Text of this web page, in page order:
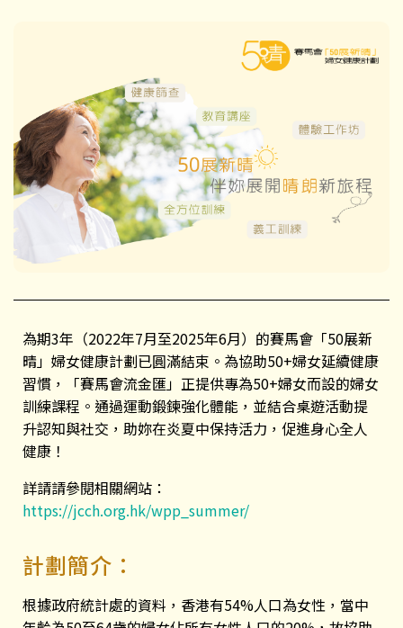
為期3年（2022年7月至2025年6月）的賽馬會「50展新
晴」婦女健康計劃已圓滿結束。為協助50+婦女延續健康
習慣，「賽馬會流金匯」正提供專為50+婦女而設的婦女
訓練課程。通過運動鍛鍊強化體能，並結合桌遊活動提
升認知與社交，助妳在炎夏中保持活力，促進身心全人
健康！
詳請請參閱相關網站：
https://jcch.org.hk/wpp_summer/
計劃簡介：
根據政府統計處的資料，香港有54%人口為女性，當中